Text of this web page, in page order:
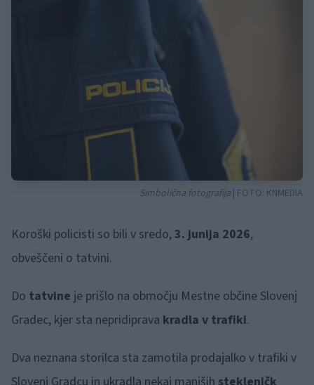
Simbolična fotografija | FOTO: KNMEDIA
Koroški policisti so bili v sredo,3. junija 2026,
obveščeni o tatvini.
Do tatvine je prišlo na območju Mestne občine Slovenj
Gradec, kjer sta nepridiprava kradla v trafiki.
Dva neznana storilca sta zamotila prodajalko v trafiki v